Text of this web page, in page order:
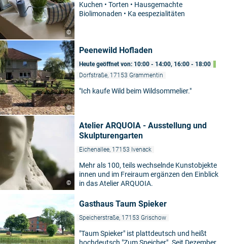
©
Kuchen • Torten • Hausgemachte
Biolimonaden • Ka eespezialitäten
©
Peenewild Hofladen
Heute geöffnet von: 10:00 - 14:00, 16:00 - 18:00
Dorfstraße, 17153 Grammentin
"Ich kaufe Wild beim Wildsommelier."
©
Atelier ARQUOIA - Ausstellung und
Skulpturengarten
Eichenallee, 17153 Ivenack
Mehr als 100, teils wechselnde Kunstobjekte
innen und im Freiraum ergänzen den Einblick
in das Atelier ARQUOIA.
Gasthaus Taum Spieker
Speicherstraße, 17153 Grischow
"Taum Spieker" ist plattdeutsch und heißt